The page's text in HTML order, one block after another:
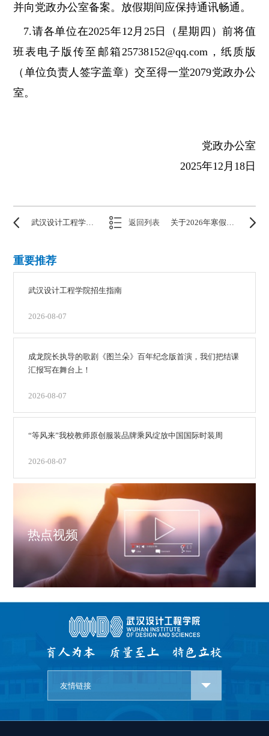
并向党政办公室备案。放假期间应保持通讯畅通。
7.请各单位在2025年12月25日（星期四）前将值
班表电子版传至邮箱25738152@qq.com，纸质版
（单位负责人签字盖章）交至得一堂2079党政办公
室。
党政办公室
2025年12月18日
返回列表
重要推荐
武汉设计工程学院招生指南
2026-08-07
成龙院长执导的歌剧《图兰朵》百年纪念版首演，我们把结课
汇报写在舞台上！
2026-08-07
“等风来”我校教师原创服装品牌乘风绽放中国国际时装周
2026-08-07
热点视频
友情链接